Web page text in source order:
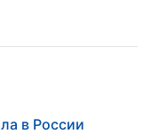
в России